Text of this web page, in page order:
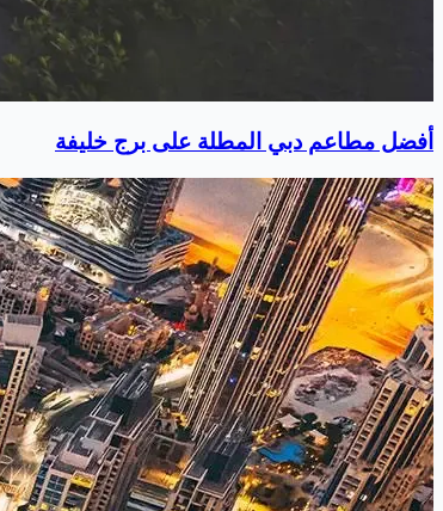
أفضل مطاعم دبي المطلة على برج خليفة